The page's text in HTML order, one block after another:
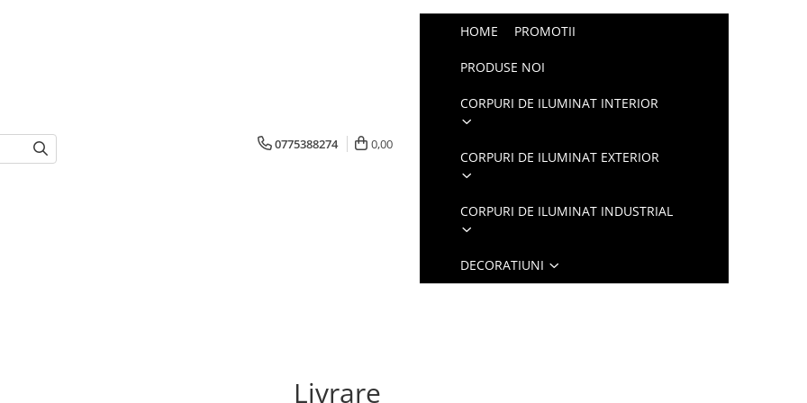
0775388274 0,00
HOME PROMOTII
PRODUSE NOI
CORPURI DE ILUMINAT INTERIOR
CORPURI DE ILUMINAT EXTERIOR
CORPURI DE ILUMINAT INDUSTRIAL
DECORATIUNI
Livrare